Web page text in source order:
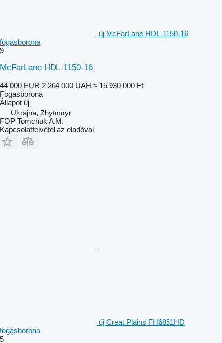
új McFarLane HDL-1150-16
fogasborona
9
McFarLane HDL-1150-16
44 000 EUR 2 264 000 UAH ≈ 15 930 000 Ft
Fogasborona
Állapot új
Ukrajna, Zhytomyr
FOP Tomchuk A.M.
Kapcsolatfelvétel az eladóval
új Great Plains FH6851HD
fogasborona
5